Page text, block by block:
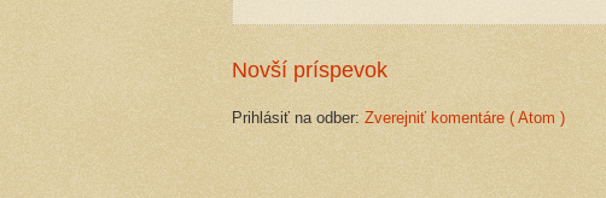
Novší príspevok
Prihlásiť na odber: Zverejniť komentáre ( Atom )